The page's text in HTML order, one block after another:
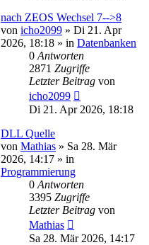
nach ZEOS Wechsel 7-->8
von icho2099 » Di 21. Apr
2026, 18:18 » in Datenbanken
0 Antworten
2871 Zugriffe
Letzter Beitrag von
icho2099
Di 21. Apr 2026, 18:18
DLL Quelle
von Mathias » Sa 28. Mär
2026, 14:17 » in
Programmierung
0 Antworten
3395 Zugriffe
Letzter Beitrag von
Mathias
Sa 28. Mär 2026, 14:17